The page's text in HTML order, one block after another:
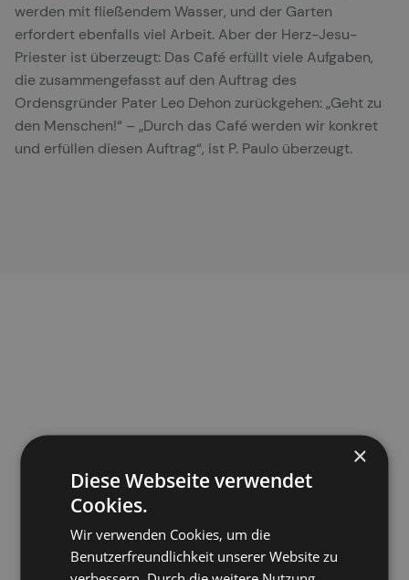
werden mit fließendem Wasser, und der Garten
erfordert ebenfalls viel Arbeit. Aber der Herz-Jesu-
Priester ist überzeugt: Das Café erfüllt viele Aufgaben,
die zusammengefasst auf den Auftrag des
Ordensgründer Pater Leo Dehon zurückgehen: „Geht zu
den Menschen!“ – „Durch das Café werden wir konkret
und erfüllen diesen Auftrag“, ist P. Paulo überzeugt.
×
Diese Webseite verwendet
Cookies.
Wir verwenden Cookies, um die
Benutzerfreundlichkeit unserer Website zu